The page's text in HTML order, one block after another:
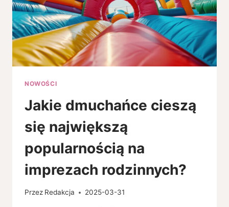
ZWRÓCIĆ
UWAGĘ
PRZY
ZAKUPIE?
NOWOŚCI
Jakie dmuchańce cieszą
się największą
popularnością na
imprezach rodzinnych?
Przez Redakcja 2025-03-31